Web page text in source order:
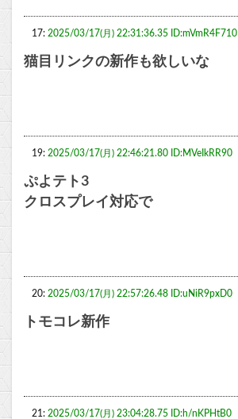
17: 2025/03/17(月) 22:31:36.35 ID:mVmR4F710
猫目リンクの新作も欲しいな
19: 2025/03/17(月) 22:46:21.80 ID:MVeIkRR90
ぷよテト3
クロスプレイ対応で
20: 2025/03/17(月) 22:57:26.48 ID:uNiR9pxD0
トモコレ新作
21: 2025/03/17(月) 23:04:28.75 ID:h/nKPHtB0